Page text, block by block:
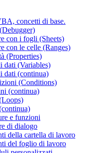
concetti di base.
con i fogli (Sheets)
con le celle (Ranges)
(Properties)
dati (Variables)
dati (continua)
(Conditions)
(continua)
e funzioni
di dialogo
della cartella di lavoro
del foglio di lavoro